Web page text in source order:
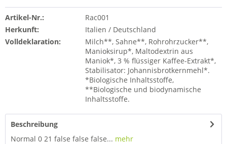
Artikel-Nr.:
Rac001
Herkunft:
Italien / Deutschland
Volldeklaration:
Milch**, Sahne**, Rohrohrzucker**,
Manioksirup*, Maltodextrin aus
Maniok*, 3 % flüssiger Kaffee-Extrakt*,
Stabilisator: Johannisbrotkernmehl*.
*Biologische Inhaltsstoffe,
**Biologische und biodynamische
Inhaltsstoffe.
Beschreibung
Normal 0 21 false false false... mehr